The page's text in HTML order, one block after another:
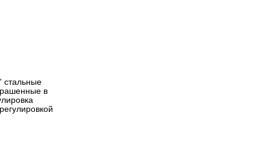
стальные
в